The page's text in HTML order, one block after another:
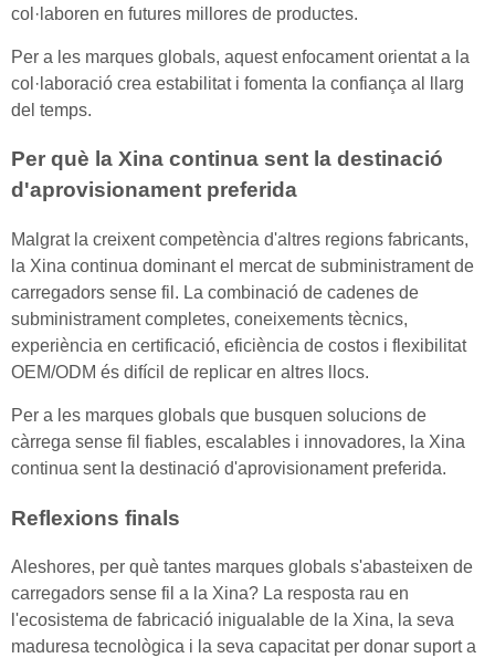
col·laboren en futures millores de productes.
Per a les marques globals, aquest enfocament orientat a la
col·laboració crea estabilitat i fomenta la confiança al llarg
del temps.
Per què la Xina continua sent la destinació
d'aprovisionament preferida
Malgrat la creixent competència d'altres regions fabricants,
la Xina continua dominant el mercat de subministrament de
carregadors sense fil. La combinació de cadenes de
subministrament completes, coneixements tècnics,
experiència en certificació, eficiència de costos i flexibilitat
OEM/ODM és difícil de replicar en altres llocs.
Per a les marques globals que busquen solucions de
càrrega sense fil fiables, escalables i innovadores, la Xina
continua sent la destinació d'aprovisionament preferida.
Reflexions finals
Aleshores, per què tantes marques globals s'abasteixen de
carregadors sense fil a la Xina? La resposta rau en
l'ecosistema de fabricació inigualable de la Xina, la seva
maduresa tecnològica i la seva capacitat per donar suport a